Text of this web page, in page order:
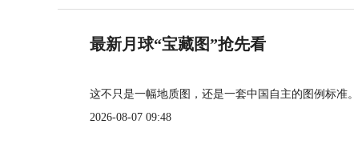
最新月球“宝藏图”抢先看
这不只是一幅地质图，还是一套中国自主的图例标准。
2026-08-07 09:48